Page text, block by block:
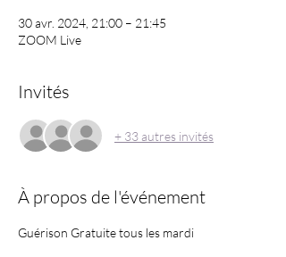
30 avr. 2024, 21:00 – 21:45
ZOOM Live
Invités
+ 33 autres invités
À propos de l'événement
Guérison Gratuite tous les mardi